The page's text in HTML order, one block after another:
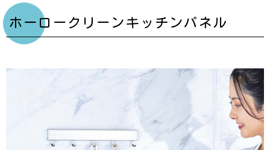
ホーロークリーンキッチンパネル